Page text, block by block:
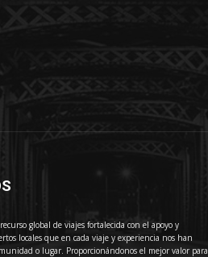
global de viajes fortalecida con el apoyo y
locales que en cada viaje y experiencia nos han
o lugar. Proporcionándonos el mejor valor para